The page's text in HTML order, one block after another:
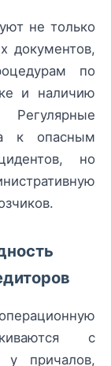
не только
документов,
по
и наличию
к опасным
но
с
у причалов,